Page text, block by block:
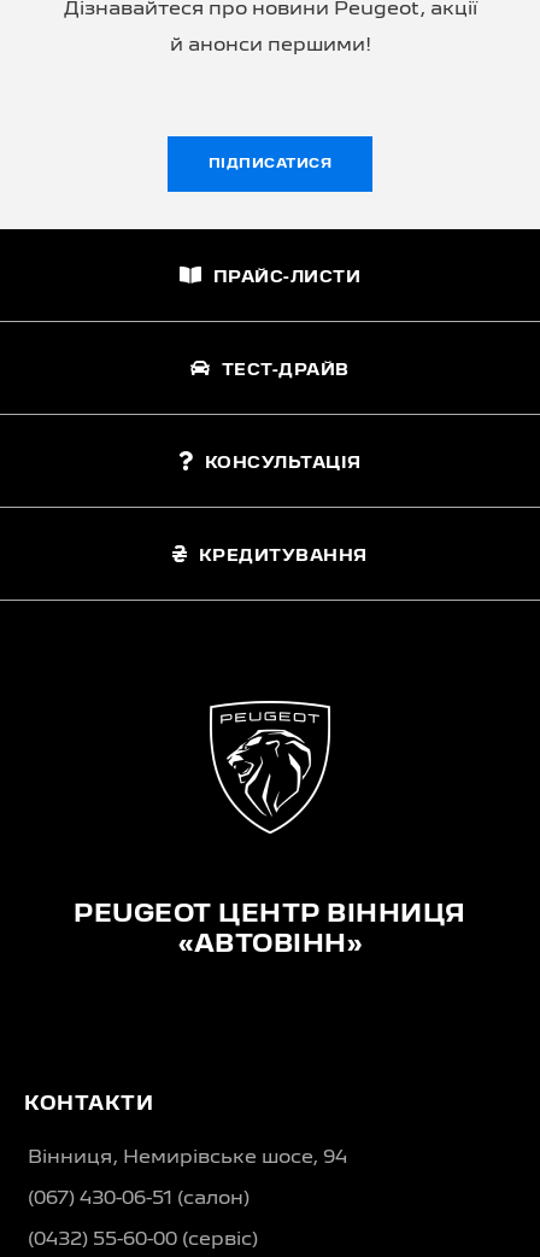
Дізнавайтеся про новини Peugeot, акції
й анонси першими!
ПІДПИСАТИСЯ
ПРАЙС-ЛИСТИ
ТЕСТ-ДРАЙВ
КОНСУЛЬТАЦІЯ
КРЕДИТУВАННЯ
PEUGEOT ЦЕНТР ВІННИЦЯ
«АВТОВІНН»
КОНТАКТИ
Вінниця, Немирівське шосе, 94
(067) 430-06-51 (салон)
(0432) 55-60-00 (сервіс)